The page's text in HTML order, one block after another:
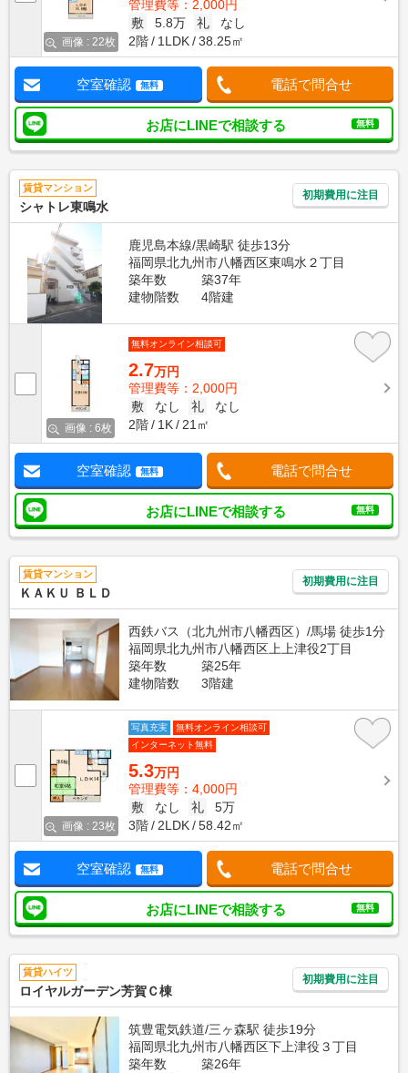
画像 : 22枚
管理費等：2,000円
敷
5.8万 礼
なし
2階
1LDK 38.25㎡
空室確認 無料 電話で問合せ
お店にLINEで相談する 無料
賃貸マンション
シャトレ東鳴水
初期費用に注目
鹿児島本線/黒崎駅 徒歩13分
福岡県北九州市八幡西区東鳴水２丁目
築年数
築37年
建物階数
4階建
画像 : 6枚
無料オンライン相談可
2.7万円
管理費等：2,000円
敷
なし 礼
なし
2階
1K 21㎡
空室確認 無料 電話で問合せ
お店にLINEで相談する 無料
賃貸マンション
ＫＡＫＵ ＢＬＤ
初期費用に注目
西鉄バス（北九州市八幡西区）/馬場 徒歩1分
福岡県北九州市八幡西区上上津役2丁目
築年数
築25年
建物階数
3階建
画像 : 23枚
写真充実
無料オンライン相談可
インターネット無料
5.3万円
管理費等：4,000円
敷
なし 礼
5万
3階
2LDK 58.42㎡
空室確認 無料 電話で問合せ
お店にLINEで相談する 無料
賃貸ハイツ
ロイヤルガーデン芳賀Ｃ棟
初期費用に注目
筑豊電気鉄道/三ヶ森駅 徒歩19分
福岡県北九州市八幡西区下上津役３丁目
築年数
築26年